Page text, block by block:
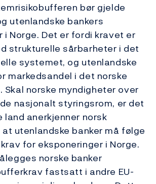
bør gjelde
utenlandske bankers
i Norge. Det er fordi kravet er
strukturelle sårbarheter i det
systemet, og utenlandske
markedsandel i det norske
Skal norske myndigheter over
nasjonalt styringsrom, er det
anerkjenner norsk
utenlandske banker må følge
for eksponeringer i Norge.
norske banker
fastsatt i andre EU-